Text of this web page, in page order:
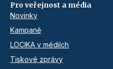
Pro veřejnost a média
Novinky
Kampaně
LOCIKA v médiích
Tiskové zprávy